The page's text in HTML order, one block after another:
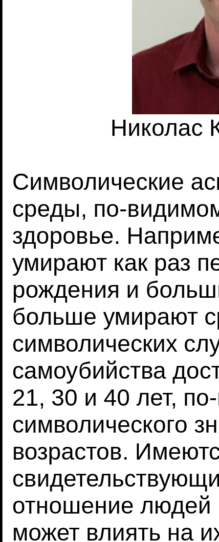
Николас
Символические
среды, по-
здоровье.
умирают как раз
рождения и
больше умирают
символических
самоубийства
21, 30 и 40 лет,
символического
возрастов.
отношение людей
может влиять на